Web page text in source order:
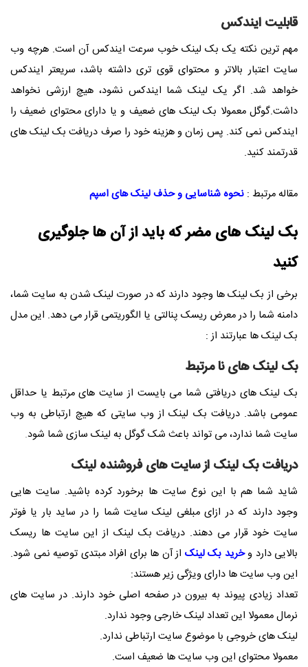
قابلیت ایندکس
مهم ترین نکته یک بک لینک خوب سرعت ایندکس آن است. هرچه وب
سایت اعتبار بالاتر و محتوای قوی تری داشته باشد، سریعتر ایندکس
خواهد شد. اگر یک لینک شما ایندکس نشود، هیچ ارزشی نخواهد
داشت.گوگل معمولا بک لینک های ضعیف و یا دارای محتوای ضعیف را
ایندکس نمی کند. پس زمان و هزینه خود را صرف دریافت بک لینک های
قدرتمند کنید.
مقاله مرتبط : نحوه شناسایی و حذف لینک های اسپم
بک لینک های مضر که باید از آن ها جلوگیری
کنید
برخی از بک لینک ها وجود دارند که در صورت لینک شدن به سایت شما،
دامنه شما را در معرض ریسک پنالتی یا الگوریتمی قرار می دهد. این مدل
بک لینک ها عبارتند از :
بک لینک های نا مرتبط
بک لینک های دریافتی شما می بایست از سایت های مرتبط یا حداقل
عمومی باشد. دریافت بک لینک از وب سایتی که هیچ ارتباطی به وب
سایت شما ندارد، می تواند باعث شک گوگل به لینک سازی شما شود.
دریافت بک لینک از سایت های فروشنده لینک
شاید شما هم با این نوع سایت ها برخورد کرده باشید. سایت هایی
وجود دارند که در ازای مبلغی لینک سایت شما را در ساید بار یا فوتر
سایت خود قرار می دهند. دریافت بک لینک از این سایت ها ریسک
بالایی دارد وخرید بک لینک از آن ها برای افراد مبتدی توصیه نمی شود.
این وب سایت ها دارای ویژگی زیر هستند:
تعداد زیادی پیوند به بیرون در صفحه اصلی خود دارند. در سایت های
نرمال معمولا این تعداد لینک خارجی وجود ندارد.
لینک های خروجی با موضوع سایت ارتباطی ندارد.
معمولا محتوای این وب سایت ها ضعیف است.